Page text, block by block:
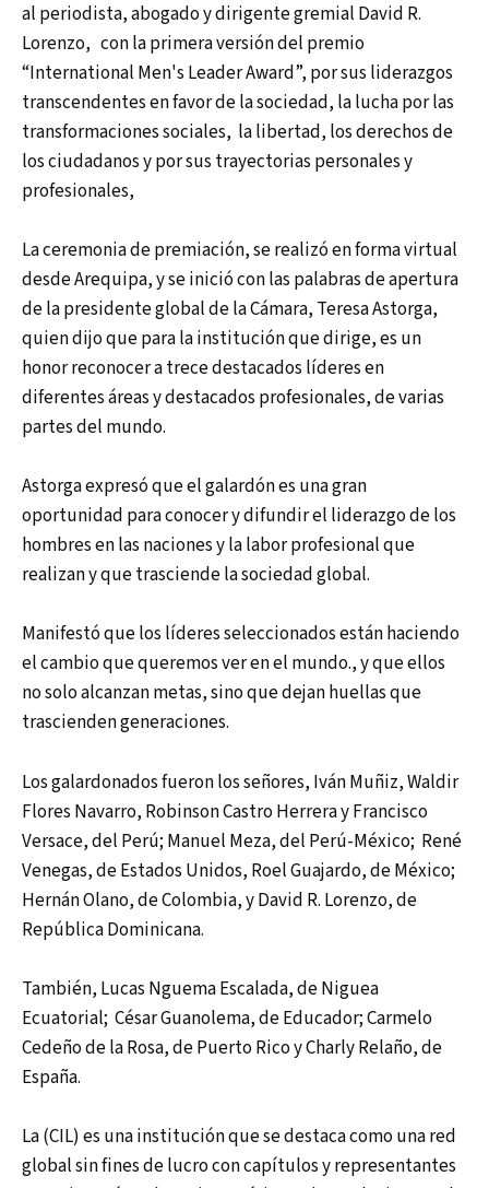
al periodista, abogado y dirigente gremial David R.
Lorenzo, con la primera versión del premio
“International Men's Leader Award”, por sus liderazgos
transcendentes en favor de la sociedad, la lucha por las
transformaciones sociales, la libertad, los derechos de
los ciudadanos y por sus trayectorias personales y
profesionales,
La ceremonia de premiación, se realizó en forma virtual
desde Arequipa, y se inició con las palabras de apertura
de la presidente global de la Cámara, Teresa Astorga,
quien dijo que para la institución que dirige, es un
honor reconocer a trece destacados líderes en
diferentes áreas y destacados profesionales, de varias
partes del mundo.
Astorga expresó que el galardón es una gran
oportunidad para conocer y difundir el liderazgo de los
hombres en las naciones y la labor profesional que
realizan y que trasciende la sociedad global.
Manifestó que los líderes seleccionados están haciendo
el cambio que queremos ver en el mundo., y que ellos
no solo alcanzan metas, sino que dejan huellas que
trascienden generaciones.
Los galardonados fueron los señores, Iván Muñiz, Waldir
Flores Navarro, Robinson Castro Herrera y Francisco
Versace, del Perú; Manuel Meza, del Perú-México; René
Venegas, de Estados Unidos, Roel Guajardo, de México;
Hernán Olano, de Colombia, y David R. Lorenzo, de
República Dominicana.
También, Lucas Nguema Escalada, de Niguea
Ecuatorial; César Guanolema, de Educador; Carmelo
Cedeño de la Rosa, de Puerto Rico y Charly Relaño, de
España.
La (CIL) es una institución que se destaca como una red
global sin fines de lucro con capítulos y representantes